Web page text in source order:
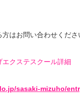
はお問い合わせくださ
クステスクール詳細
sasaki-mizuho/